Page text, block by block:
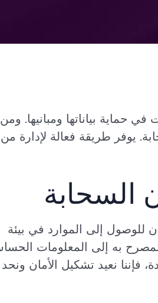
حماية بياناتها ومبانيها.
يوفر طريقة فعالة لإدارة من
السحابة
للوصول إلى الموارد في بيئة
به إلى المعلومات
فإننا نعيد تشكيل الأمان